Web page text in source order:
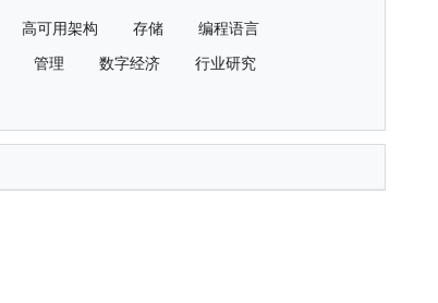
高可用架构 存储 编程语言
管理 数字经济 行业研究